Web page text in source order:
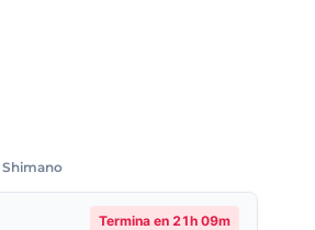
Shimano
Termina en 21h 09m